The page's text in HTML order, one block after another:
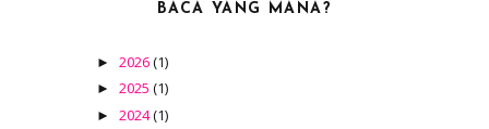
BACA YANG MANA?
►2026(1)
►2025(1)
►2024(1)